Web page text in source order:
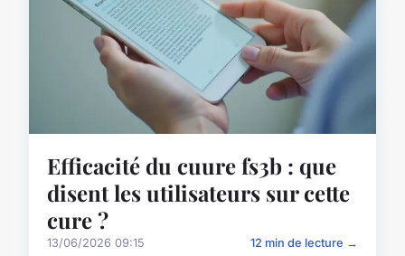
Efficacité du cuure fs3b : que
disent les utilisateurs sur cette
cure ?
13/06/2026 09:15 12 min de lecture →